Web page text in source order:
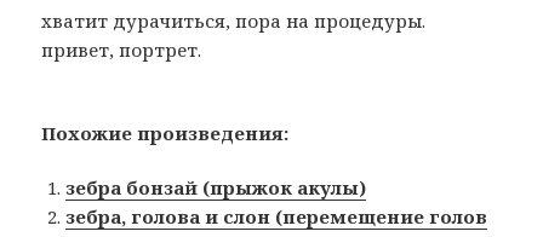
хватит дурачиться, пора на процедуры.
привет, портрет.
Похожие произведения:
зебра бонзай (прыжок акулы)
зебра, голова и слон (перемещение голов